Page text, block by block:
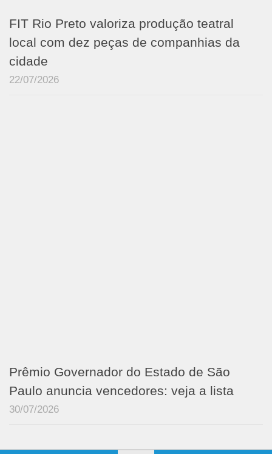
FIT Rio Preto valoriza produção teatral
local com dez peças de companhias da
cidade
22/07/2026
Prêmio Governador do Estado de São
Paulo anuncia vencedores: veja a lista
30/07/2026